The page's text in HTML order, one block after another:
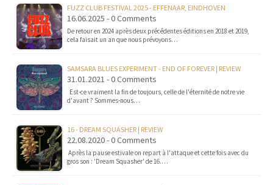
FUZZ CLUB FESTIVAL 2025 - EFFENAAR, EINDHOVEN
16.06.2025 - 0 Comments
De retour en 2024 après deux précédentes éditions en 2018 et 2019,
cela faisait un an que nous prévoyons…
SAMSARA BLUES EXPERIMENT - END OF FOREVER | REVIEW
31.01.2021 - 0 Comments
Est-ce vraiment la fin de toujours, celle de l'éternité de notre vie
d'avant ? Sommes-nous…
16 - DREAM SQUASHER | REVIEW
22.08.2020 - 0 Comments
Après la pause estivale on repart à l'attaque et cette fois avec du
gros son : 'Dream Squasher' de 16.…